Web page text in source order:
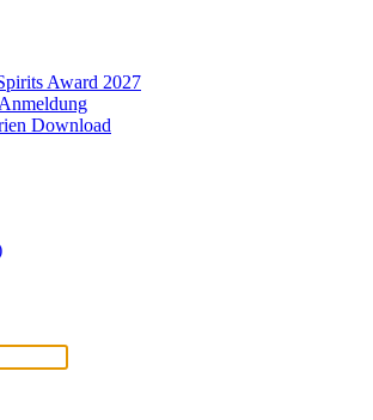
Award 2027
Download